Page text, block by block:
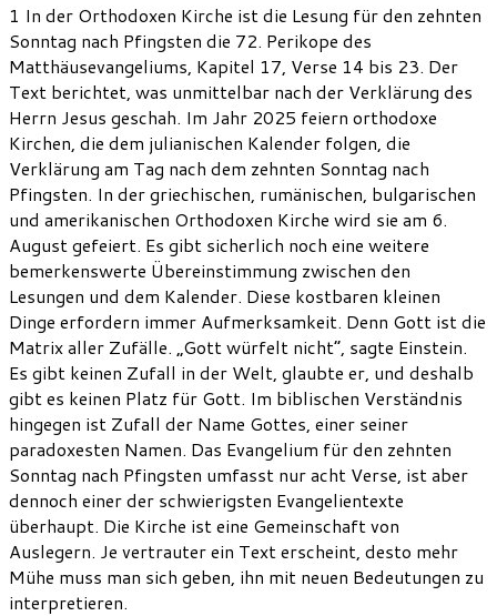
1 In der Orthodoxen Kirche ist die Lesung für den zehnten
Sonntag nach Pfingsten die 72. Perikope des
Matthäusevangeliums, Kapitel 17, Verse 14 bis 23. Der
Text berichtet, was unmittelbar nach der Verklärung des
Herrn Jesus geschah. Im Jahr 2025 feiern orthodoxe
Kirchen, die dem julianischen Kalender folgen, die
Verklärung am Tag nach dem zehnten Sonntag nach
Pfingsten. In der griechischen, rumänischen, bulgarischen
und amerikanischen Orthodoxen Kirche wird sie am 6.
August gefeiert. Es gibt sicherlich noch eine weitere
bemerkenswerte Übereinstimmung zwischen den
Lesungen und dem Kalender. Diese kostbaren kleinen
Dinge erfordern immer Aufmerksamkeit. Denn Gott ist die
Matrix aller Zufälle. „Gott würfelt nicht“, sagte Einstein.
Es gibt keinen Zufall in der Welt, glaubte er, und deshalb
gibt es keinen Platz für Gott. Im biblischen Verständnis
hingegen ist Zufall der Name Gottes, einer seiner
paradoxesten Namen. Das Evangelium für den zehnten
Sonntag nach Pfingsten umfasst nur acht Verse, ist aber
dennoch einer der schwierigsten Evangelientexte
überhaupt. Die Kirche ist eine Gemeinschaft von
Auslegern. Je vertrauter ein Text erscheint, desto mehr
Mühe muss man sich geben, ihn mit neuen Bedeutungen zu
interpretieren.